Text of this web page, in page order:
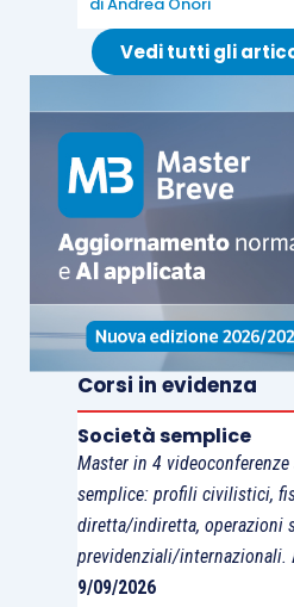
Vedi tutti gli
Corsi in evidenza
Società semplice
Master in 4
semplice: profili civilistici,
diretta/indiretta, operazioni
previdenziali/internazionali.
9/09/2026